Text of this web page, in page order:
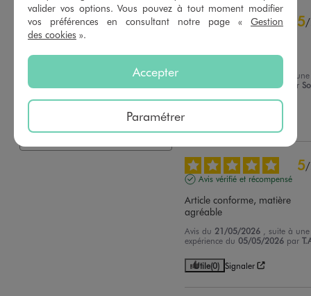
4étoiles
3
3étoiles
1
2étoiles
1étoile 0
Trier les avis
5/
Jadore
, suite à une
09/06/2026 par
5/
Avis vérifié et récompensé
Article conforme, matière
agréable
Avis du 21/05/2026
, suite à une
expérience du05/05/2026 par
Utile(0) Signaler
valider vos options. Vous pouvez à tout moment modifier
vos préférences en consultant notre page « Gestion
des cookies ».
Accepter
Paramétrer